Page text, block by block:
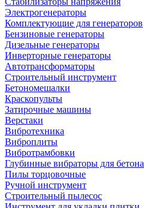
Электрогенераторы
Комплектующие для генераторов
Бензиновые генераторы
Дизельные генераторы
Инверторные генераторы
Автотрансформаторы
Строительный инструмент
Бетономешалки
Краскопульты
Затирочные машины
Верстаки
Вибротехника
Виброплиты
Вибротрамбовки
Глубинные вибраторы для бетона
Пилы торцовочные
Ручной инструмент
Строительный пылесос